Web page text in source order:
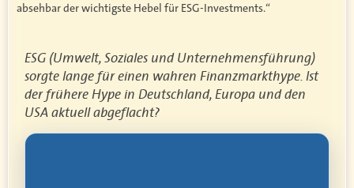
absehbar der wichtigste Hebel für ESG-Investments.“
ESG (Umwelt, Soziales und Unternehmensführung)
sorgte lange für einen wahren Finanzmarkthype. Ist
der frühere Hype in Deutschland, Europa und den
USA aktuell abgeflacht?